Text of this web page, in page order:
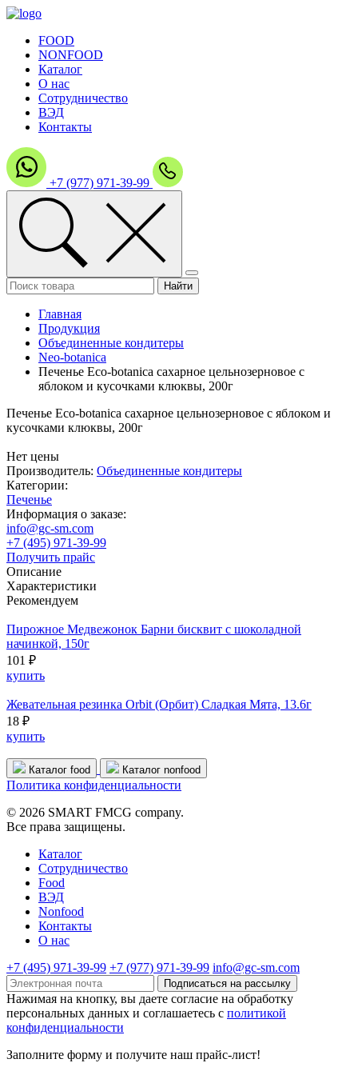
FOOD
NONFOOD
Каталог
О нас
Сотрудничество
ВЭД
Контакты
+7 (977) 971-39-99
Главная
Продукция
Объединенные кондитеры
Neo-botanica
Печенье Eco-botanica сахарное цельнозерновое с
яблоком и кусочками клюквы, 200г
Печенье Eco-botanica сахарное цельнозерновое с яблоком и
кусочками клюквы, 200г
Нет цены
Производитель: Объединенные кондитеры
Категории:
Печенье
Информация о заказе:
info@gc-sm.com
+7 (495) 971-39-99
Получить прайс
Описание
Характеристики
Рекомендуем
Пирожное Медвежонок Барни бисквит с шоколадной
начинкой, 150г
101 ₽
купить
Жевательная резинка Orbit (Орбит) Сладкая Мята, 13.6г
18 ₽
купить
Каталог food Каталог nonfood
Политика конфиденциальности
© 2026 SMART FMCG company.
Все права защищены.
Каталог
Cотрудничество
Food
ВЭД
Nonfood
Контакты
О нас
+7 (495) 971-39-99 +7 (977) 971-39-99 info@gc-sm.com
Подписаться на рассылку
Нажимая на кнопку, вы даете согласие на обработку
персональных данных и соглашаетесь c политикой
конфиденциальности
Заполните форму и получите наш прайс-лист!